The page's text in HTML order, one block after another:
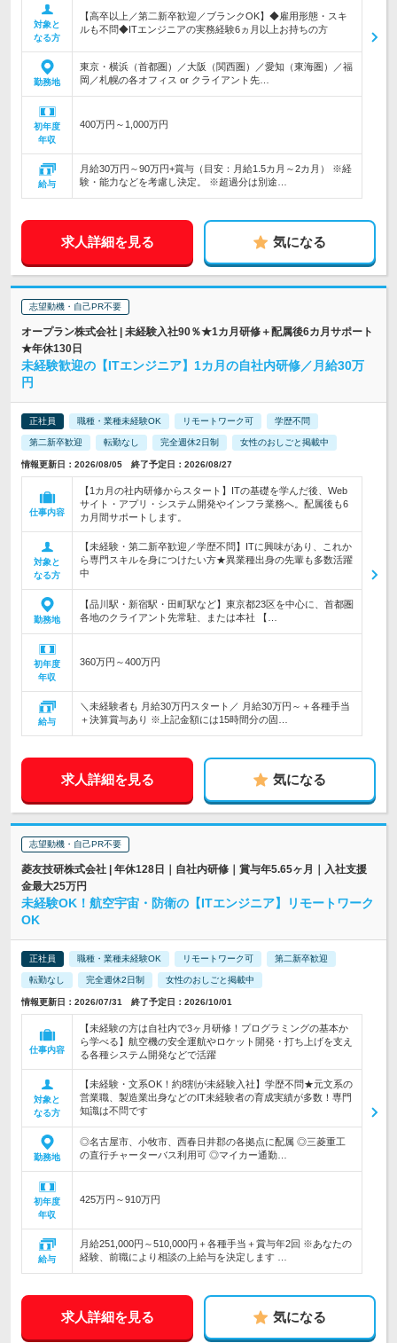
対象と
なる方
【高卒以上／第二新卒歓迎／ブランクOK】◆雇用形態・スキ
ルも不問◆ITエンジニアの実務経験6ヵ月以上お持ちの方
勤務地
東京・横浜（首都圏）／大阪（関西圏）／愛知（東海圏）／福
岡／札幌の各オフィス or クライアント先…
初年度
年収
400万円～1,000万円
給与
月給30万円～90万円+賞与（目安：月給1.5カ月～2カ月） ※経
験・能力などを考慮し決定。 ※超過分は別途…
求人詳細を見る 気になる
志望動機・自己PR不要
オープラン株式会社 | 未経験入社90％★1カ月研修＋配属後6カ月サポート
★年休130日
未経験歓迎の【ITエンジニア】1カ月の自社内研修／月給30万
円
正社員 職種・業種未経験OK リモートワーク可 学歴不問
第二新卒歓迎 転勤なし 完全週休2日制 女性のおしごと掲載中
情報更新日：2026/08/05 終了予定日：2026/08/27
仕事内容
【1カ月の社内研修からスタート】ITの基礎を学んだ後、Web
サイト・アプリ・システム開発やインフラ業務へ。配属後も6
カ月間サポートします。
対象と
なる方
【未経験・第二新卒歓迎／学歴不問】ITに興味があり、これか
ら専門スキルを身につけたい方★異業種出身の先輩も多数活躍
中
勤務地
【品川駅・新宿駅・田町駅など】東京都23区を中心に、首都圏
各地のクライアント先常駐、または本社 【…
初年度
年収
360万円～400万円
給与
＼未経験者も 月給30万円スタート／ 月給30万円～＋各種手当
＋決算賞与あり ※上記金額には15時間分の固…
求人詳細を見る 気になる
志望動機・自己PR不要
菱友技研株式会社 | 年休128日｜自社内研修｜賞与年5.65ヶ月｜入社支援
金最大25万円
未経験OK！航空宇宙・防衛の【ITエンジニア】リモートワーク
OK
正社員 職種・業種未経験OK リモートワーク可 第二新卒歓迎
転勤なし 完全週休2日制 女性のおしごと掲載中
情報更新日：2026/07/31 終了予定日：2026/10/01
仕事内容
【未経験の方は自社内で3ヶ月研修！プログラミングの基本か
ら学べる】航空機の安全運航やロケット開発・打ち上げを支え
る各種システム開発などで活躍
対象と
なる方
【未経験・文系OK！約8割が未経験入社】学歴不問★元文系の
営業職、製造業出身などのIT未経験者の育成実績が多数！専門
知識は不問です
勤務地
◎名古屋市、小牧市、西春日井郡の各拠点に配属 ◎三菱重工
の直行チャーターバス利用可 ◎マイカー通勤…
初年度
年収
425万円～910万円
給与
月給251,000円～510,000円＋各種手当＋賞与年2回 ※あなたの
経験、前職により相談の上給与を決定します …
求人詳細を見る 気になる